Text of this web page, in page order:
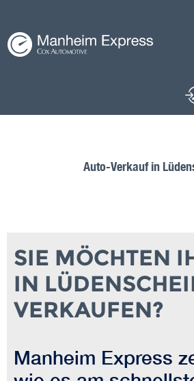
Auto-Verkauf in
SIE MÖCHTEN
IN
VERKAUFEN?
Manheim Express